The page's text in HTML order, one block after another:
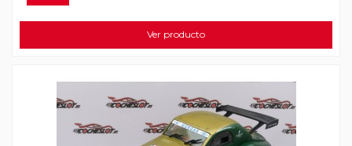
Ver producto